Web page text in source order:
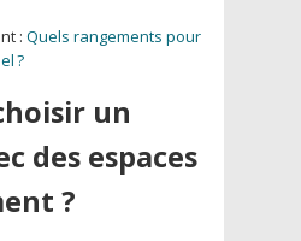
: Quels rangements pour
?
un
des espaces
?